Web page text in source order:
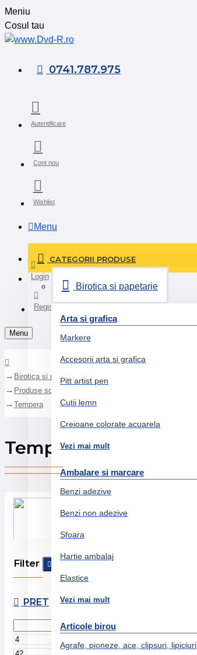
Meniu
Cosul tau
0741.787.975
Autentificare
Cont nou
Wishlist
Menu
CATEGORII PRODUSE
Birotica si papetarie
Arta si grafica
Markere
Accesorii arta si grafica
Pitt artist pen
Cutii lemn
Creioane colorate acuarela
Vezi mai mult
Ambalare si marcare
Benzi adezive
Benzi non adezive
Sfoara
Hartie ambalaj
Elastice
Vezi mai mult
Articole birou
Agrafe, pioneze, ace, clipsuri, lipiciuri
Login
Register
Menu
Birotica si papetarie
Produse scolare
Tempera
Tempera
Filter
PRET